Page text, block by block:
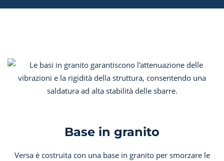
Base in granito
Versa è costruita con una base in granito per smorzare le